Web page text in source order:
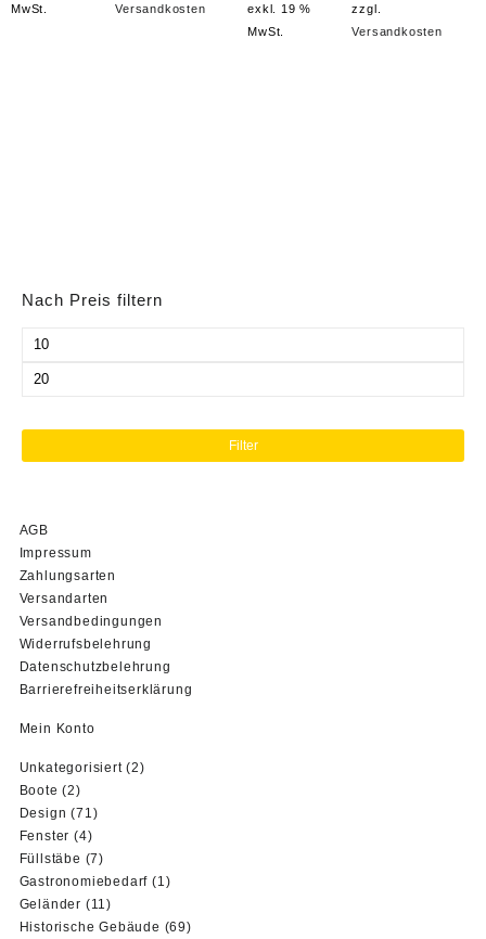
MwSt.
Versandkosten
exkl. 19 %
MwSt.
zzgl.
Versandkosten
Nach Preis filtern
Min.
Max.
Filter
AGB
Impressum
Zahlungsarten
Versandarten
Versandbedingungen
Widerrufsbelehrung
Datenschutzbelehrung
Barrierefreiheitserklärung
Mein Konto
Unkategorisiert 22
Boote 22
Produkte
Design 71 71
Produkte
Fenster 44
Produkte
Füllstäbe 77
Produkte
Gastronomiebedarf 1 1
Geländer 1111
Produkte
Historische Gebäude 6969